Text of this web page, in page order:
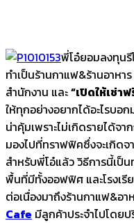
พี่โอ๋ยอมลงทุนรี
ทำเป็นร้านกาแฟ&ร้านอาหา
สำนักงาน และ“เปิดให้เช่า
ให้ทุกอย่างอยากได้อะไรบอ
น่าคุ้มเพราะไม่เกิดรายได้จ
มองไปที่ทราฟฟิคซึ่งจะเกิด
สำหรับพี่โอ๋แล้ว วิธีการนี้เป็
พื้นที่มีทั้งออฟฟิศ และโรงเ
ต่อเนื่องมาถึงร้านกาแฟ&อา
Cafe มีลูกค้าประจำไปโดย